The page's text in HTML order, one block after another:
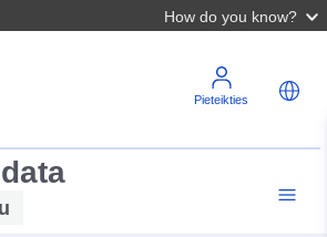
How do you know?
Pieteikties